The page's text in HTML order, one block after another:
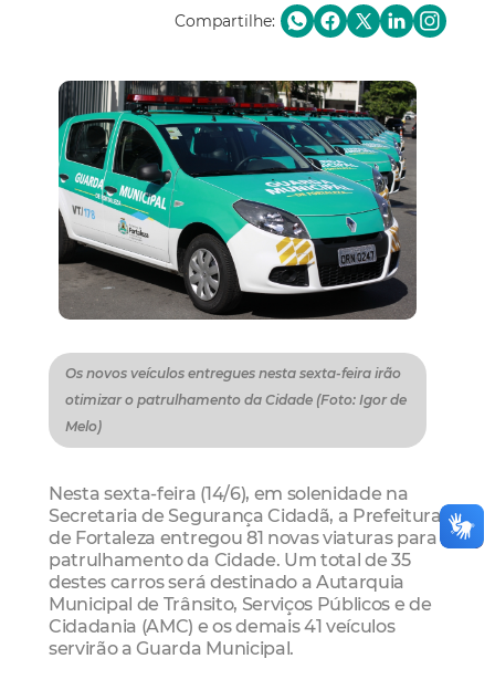
Compartilhe:
Os novos veículos entregues nesta sexta-feira irão
otimizar o patrulhamento da Cidade (Foto: Igor de
Melo)
Nesta sexta-feira (14/6), em solenidade na
Secretaria de Segurança Cidadã, a Prefeitura
de Fortaleza entregou 81 novas viaturas para
patrulhamento da Cidade. Um total de 35
destes carros será destinado a Autarquia
Municipal de Trânsito, Serviços Públicos e de
Cidadania (AMC) e os demais 41 veículos
servirão a Guarda Municipal.